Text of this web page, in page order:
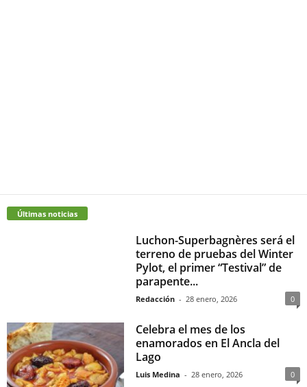
Últimas noticias
Luchon-Superbagnères será el
terreno de pruebas del Winter
Pylot, el primer “Testival” de
parapente...
Redacción - 28 enero, 2026 0
Celebra el mes de los
enamorados en El Ancla del
Lago
Luis Medina - 28 enero, 2026 0